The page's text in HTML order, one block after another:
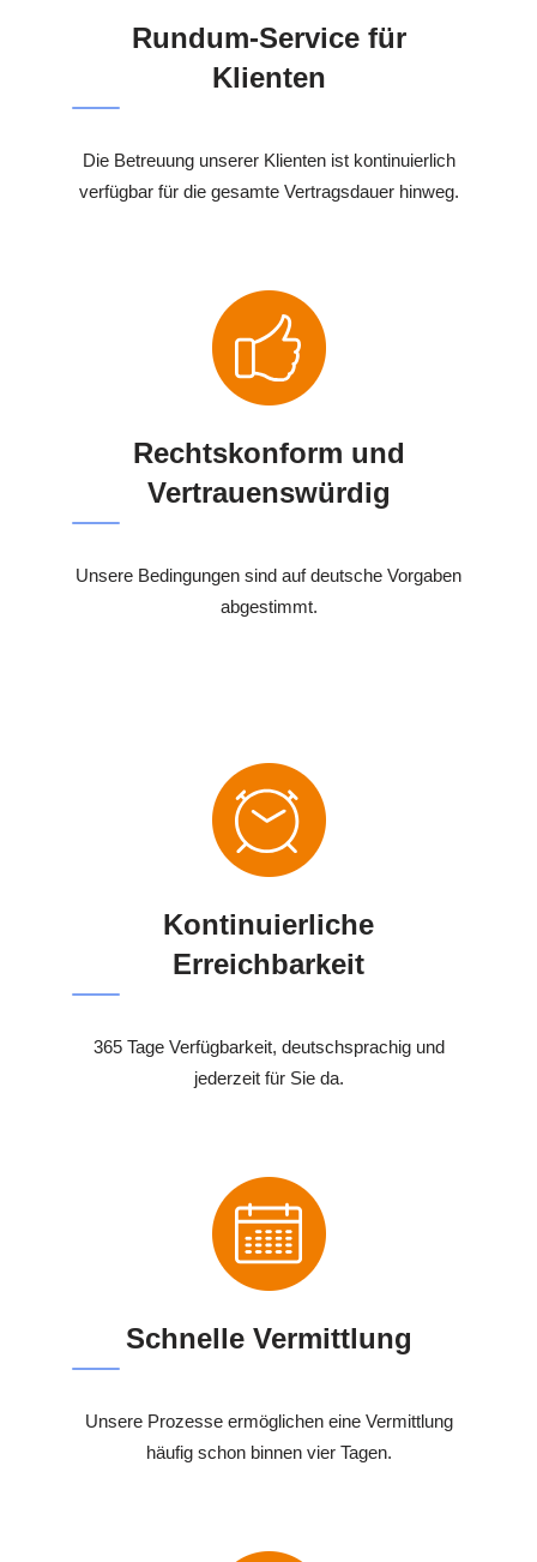
Rundum-Service für
Klienten
Die Betreuung unserer Klienten ist kontinuierlich
verfügbar für die gesamte Vertragsdauer hinweg.
Rechtskonform und
Vertrauenswürdig
Unsere Bedingungen sind auf deutsche Vorgaben
abgestimmt.
Kontinuierliche
Erreichbarkeit
365 Tage Verfügbarkeit, deutschsprachig und
jederzeit für Sie da.
Schnelle Vermittlung
Unsere Prozesse ermöglichen eine Vermittlung
häufig schon binnen vier Tagen.